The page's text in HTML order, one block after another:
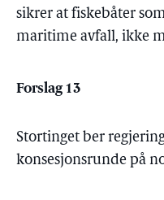
sikrer at fiskebåter
maritime avfall, ikke
Forslag 13
Stortinget ber
konsesjonsrunde på